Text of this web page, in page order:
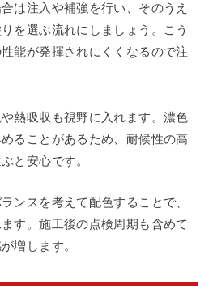
は注入や補強を行い、そのうえ
を選ぶ流れにしましょう。こう
能が発揮されにくくなるので注
熱吸収も視野に入れます。濃色
ることがあるため、耐候性の高
と安心です。
ンスを考えて配色することで、
す。施工後の点検周期も含めて
増します。